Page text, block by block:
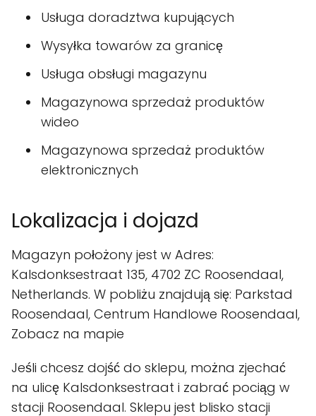
Usługa doradztwa kupujących
Wysyłka towarów za granicę
Usługa obsługi magazynu
Magazynowa sprzedaż produktów
wideo
Magazynowa sprzedaż produktów
elektronicznych
Lokalizacja i dojazd
Magazyn położony jest w Adres:
Kalsdonksestraat 135, 4702 ZC Roosendaal,
Netherlands. W pobliżu znajdują się: Parkstad
Roosendaal, Centrum Handlowe Roosendaal,
Zobacz na mapie
Jeśli chcesz dojść do sklepu, można zjechać
na ulicę Kalsdonksestraat i zabrać pociąg w
stacji Roosendaal. Sklepu jest blisko stacji